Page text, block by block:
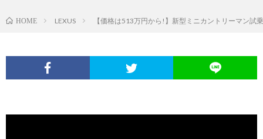
HOME LEXUS 【価格は513万円から!】新型ミニカントリーマン